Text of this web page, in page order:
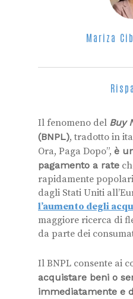
Mariza
Il fenomeno del Buy
(BNPL), tradotto in
Ora, Paga Dopo”, è
pagamento a rate
rapidamente
dagli Stati Uniti
l’aumento degli
maggiore ricerca di
da parte dei
Il BNPL consente ai
acquistare beni o
immediatamente e